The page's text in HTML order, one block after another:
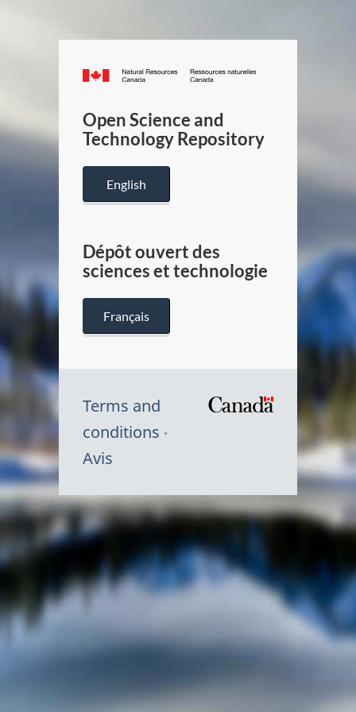
Canada.ca
/
Canada
Open Science and
Technology Repository
English
Dépôt ouvert des
sciences et technologie
Français
Terms and
conditions
Avis
Symbole
du
Canada